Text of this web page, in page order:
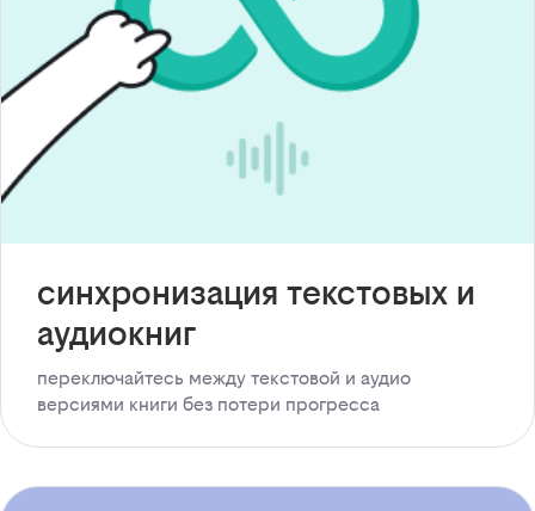
синхронизация текстовых и
аудиокниг
переключайтесь между текстовой и аудио
версиями книги без потери прогресса